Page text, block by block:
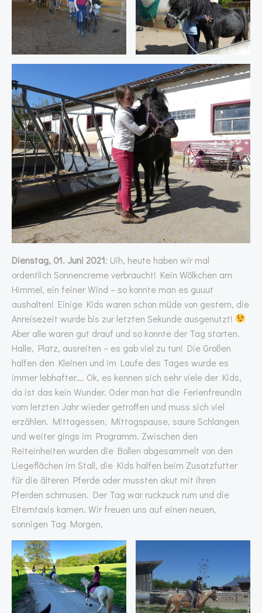
Dienstag, 01. Juni 2021: Uih, heute haben wir mal
ordentlich Sonnencreme verbraucht! Kein Wölkchen am
Himmel, ein feiner Wind – so konnte man es guuut
aushalten! Einige Kids waren schon müde von gestern, die
Anreisezeit wurde bis zur letzten Sekunde ausgenutzt!
Aber alle waren gut drauf und so konnte der Tag starten.
Halle, Platz, ausreiten – es gab viel zu tun! Die Großen
halfen den Kleinen und im Laufe des Tages wurde es
immer lebhafter…. Ok, es kennen sich sehr viele der Kids,
da ist das kein Wunder. Oder man hat die Ferienfreundin
vom letzten Jahr wieder getroffen und muss sich viel
erzählen. Mittagessen, Mittagspause, saure Schlangen
und weiter gings im Programm. Zwischen den
Reiteinheiten wurden die Bollen abgesammelt von den
Liegeflächen im Stall, die Kids halfen beim Zusatzfutter
für die älteren Pferde oder mussten akut mit ihren
Pferden schmusen. Der Tag war ruckzuck rum und die
Elterntaxis kamen. Wir freuen uns auf einen neuen,
sonnigen Tag Morgen.